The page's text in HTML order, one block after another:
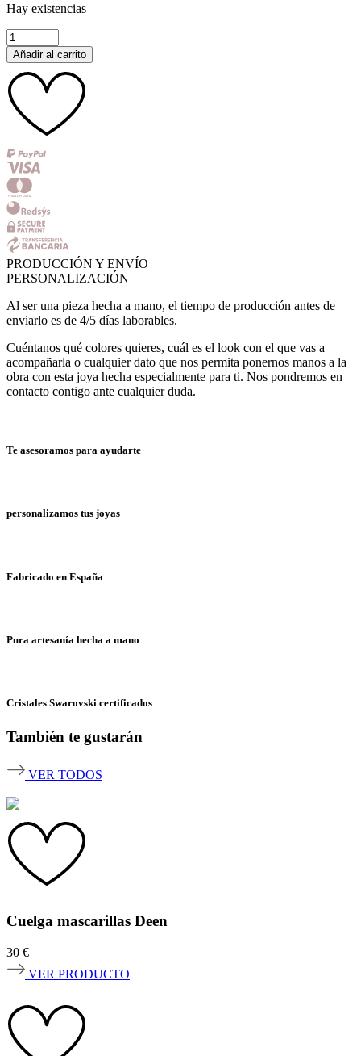
Hay existencias
Mascarilla
infantil
blanca
heart-
star
cantidad
Añadir al carrito
PRODUCCIÓN Y ENVÍO
PERSONALIZACIÓN
Al ser una pieza hecha a mano, el tiempo de producción antes de
enviarlo es de 4/5 días laborables.
Cuéntanos qué colores quieres, cuál es el look con el que vas a
acompañarla o cualquier dato que nos permita ponernos manos a la
obra con esta joya hecha especialmente para ti. Nos pondremos en
contacto contigo ante cualquier duda.
Te asesoramos para ayudarte
personalizamos tus joyas
Fabricado en España
Pura artesanía hecha a mano
Cristales Swarovski certificados
También te gustarán
VER TODOS
Cuelga mascarillas Deen
30 €
VER PRODUCTO